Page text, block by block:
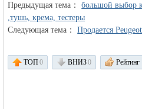
объявления в
Предыдущая тема：большой выбор
,тушь, крема, тестеры
Следующая тема：Продается
ТОП0 ВНИЗ0 Рейтинг